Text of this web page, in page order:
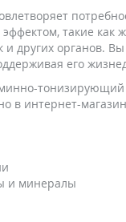
такие как
других органов.
его
в интернет-
и минералы